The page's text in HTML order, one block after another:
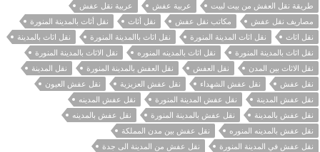
طريقة نقل العفش من بيت لبيت
عربية عفش
عربية نقل عفش
مصاريف نقل عفش
مكاتب نقل عفش نقل أثاث
نقل أثاث بالمدينة المنورة
نقل اثاث
نقل اثاث المدينة المنورة نقل اثاث باالمدينة المنورة
نقل اثاث بالمدينة
نقل اثاث بالمدينة المنورة
نقل اثاث بالمدينه المنوره
نقل الاثاث بالمدينة المنورة
نقل الاثاث بين المدن
نقل العفش نقل العفش بالمدينة المنورة
نقل المدينة
نقل عفش
نقل عفش الشهداء نقل عفش العزيزية
نقل عفش العيون
نقل عفش المدينة
نقل عفش المدينة المنورة
نقل عفش المدينه
نقل عفش بالمدينة
نقل عفش بالمدينة المنورة
نقل عفش بالمدينه
نقل عفش بالمدينه المنوره
نقل عفش بين مدن المملكة
نقل عفش في المدينة المنورة
نقل عفش من المدينة الى جدة